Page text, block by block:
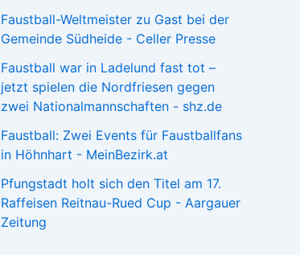
Faustball-Weltmeister zu Gast bei der
Gemeinde Südheide - Celler Presse
Faustball war in Ladelund fast tot –
jetzt spielen die Nordfriesen gegen
zwei Nationalmannschaften - shz.de
Faustball: Zwei Events für Faustballfans
in Höhnhart - MeinBezirk.at
Pfungstadt holt sich den Titel am 17.
Raffeisen Reitnau-Rued Cup - Aargauer
Zeitung